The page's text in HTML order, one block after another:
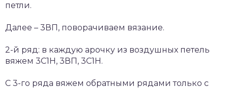
петли.
Далее – 3ВП, поворачиваем вязание.
2-й ряд: в каждую арочку из воздушных петель
вяжем 3С1Н, 3ВП, 3С1Н.
С 3-го ряда вяжем обратными рядами только с